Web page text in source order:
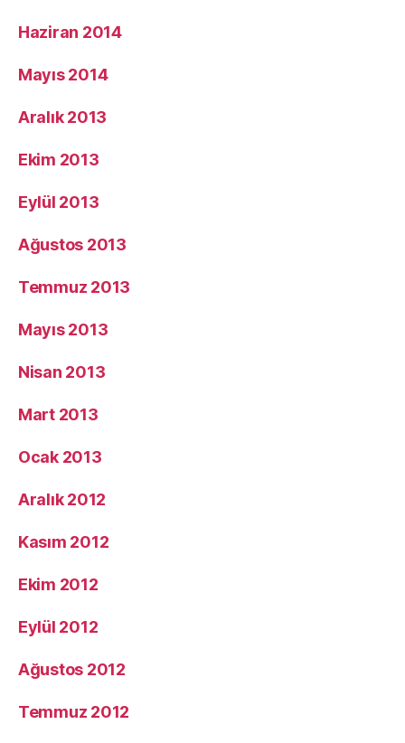
Haziran 2014
Mayıs 2014
Aralık 2013
Ekim 2013
Eylül 2013
Ağustos 2013
Temmuz 2013
Mayıs 2013
Nisan 2013
Mart 2013
Ocak 2013
Aralık 2012
Kasım 2012
Ekim 2012
Eylül 2012
Ağustos 2012
Temmuz 2012